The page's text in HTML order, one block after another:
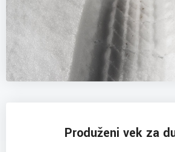
Produženi vek za